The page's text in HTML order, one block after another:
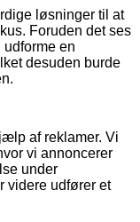
løsninger til at
Foruden det ses
en
desuden burde
af reklamer. Vi
vi annoncerer
under
videre udfører et